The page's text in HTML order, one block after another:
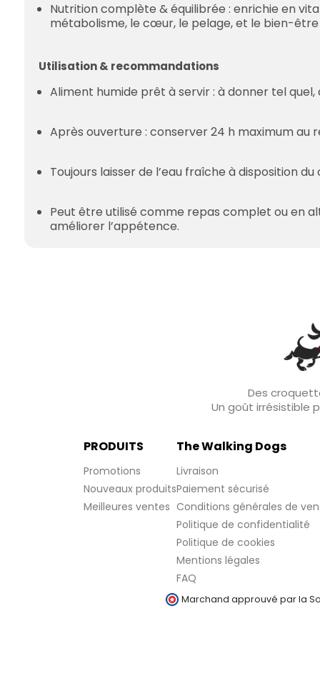
Nutrition complète & équilibrée : enrichie en
métabolisme, le cœur, le pelage, et le bien-
Utilisation & recommandations
Aliment humide prêt à servir : à donner tel
Après ouverture : conserver 24 h maximum au
Toujours laisser de l’eau fraîche à disposition
Peut être utilisé comme repas complet ou en
améliorer l’appétence.
Des
Un goût irrésistible
PRODUITS
Promotions
Nouveaux produits
Meilleures ventes
The Walking Dogs
Livraison
Paiement sécurisé
Conditions générales de
Politique de confidentialité
Politique de cookies
Mentions légales
FAQ
Marchand approuvé par la